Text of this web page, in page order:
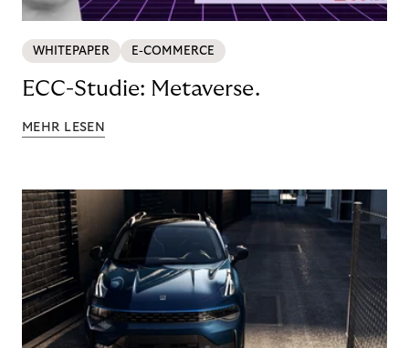
WHITEPAPER E-COMMERCE
ECC-Studie: Metaverse.
MEHR LESEN